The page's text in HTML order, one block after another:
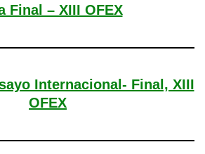
Final – XIII OFEX
Internacional- Final, XIII
OFEX